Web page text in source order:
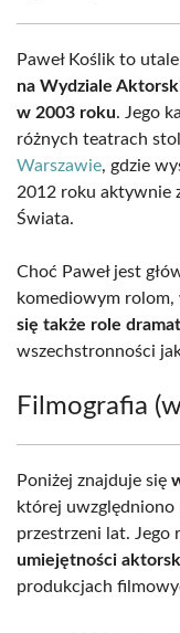
Paweł Koślik to
na Wydziale
w 2003 roku. Jego
różnych teatrach
Warszawie, gdzie
2012 roku aktywnie
Świata.
Choć Paweł jest
komediowym rolom,
się także role
wszechstronności
Filmografia
Poniżej znajduje się
której uwzględniono
przestrzeni lat. Jego
umiejętności
produkcjach